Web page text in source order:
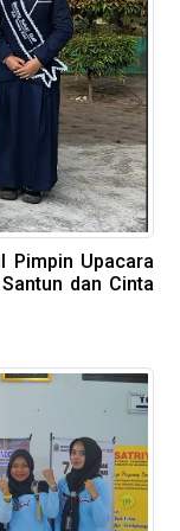
Pimpin Upacara
dan Cinta